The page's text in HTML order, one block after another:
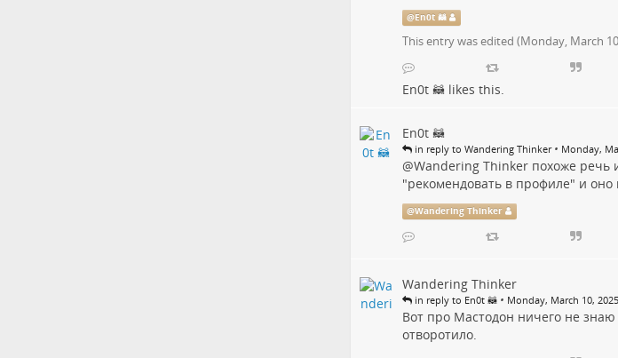
@En0t 🦝
This entry was edited (Monday, March
En0t 🦝 likes this.
En0t 🦝
in reply to Wandering Thinker • Monday,
@Wandering Thinkerпохоже речь
"рекомендовать в профиле" и оно
@Wandering Thinker
Wandering Thinker
in reply to En0t 🦝 • Monday, March 10,
Вот про Мастодон ничего не
отворотило.